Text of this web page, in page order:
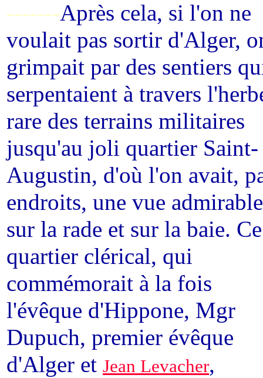
-------Après cela, si l'on ne
voulait pas sortir d'Alger,
grimpait par des sentiers
serpentaient à travers
rare des terrains militaires
jusqu'au joli quartier Saint-
Augustin, d'où l'on avait,
endroits, une vue admirable
sur la rade et sur la baie. Ce
quartier clérical, qui
commémorait à la fois
l'évêque d'Hippone, Mgr
Dupuch, premier évêque
d'Alger et Jean Levacher,